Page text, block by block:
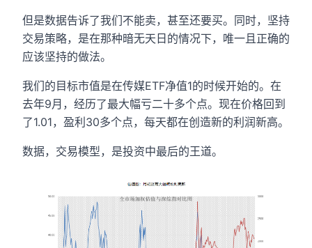
但是数据告诉了我们不能卖，甚至还要买。同时，坚持
交易策略，是在那种暗无天日的情况下，唯一且正确的
应该坚持的做法。
我们的目标市值是在传媒ETF净值1的时候开始的。在
去年9月，经历了最大幅亏二十多个点。现在价格回到
了1.01，盈利30多个点，每天都在创造新的利润新高。
数据，交易模型，是投资中最后的王道。